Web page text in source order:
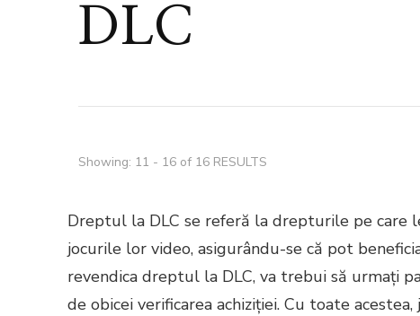
DLC
Showing: 11 - 16 of 16 RESULTS
Dreptul la DLC se referă la drepturile pe care
jocurile lor video, asigurându-se că pot
revendica dreptul la DLC, va trebui să urmați
de obicei verificarea achiziției. Cu toate